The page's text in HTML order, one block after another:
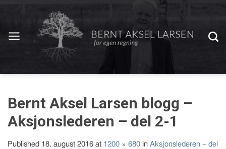
Bernt Aksel Larsen blogg –
Aksjonslederen – del 2-1
Published 18. august 2016 at 1200 × 680 in Aksjonslederen – del